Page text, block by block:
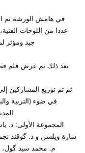
في هامش الورشة تم
عددا من اللوحات
جيد ومؤثر
بعد ذلك تم عرض فلم
ثم تم توزيع المشاركين
في ضوء (التربية
المجموعة الأولى: د.
سارة ويلسن و د. گوڤند نجم
م. محمد سيد گول،